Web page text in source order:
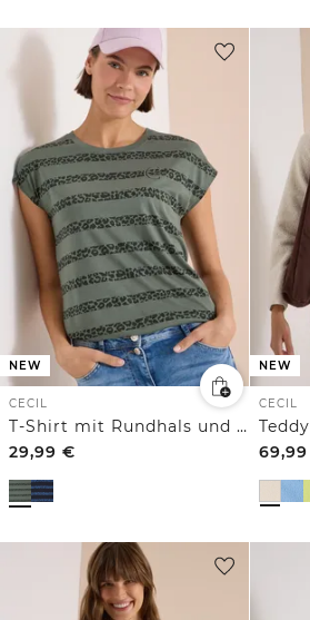
NEW
CECIL
T-Shirt mit Rundhals und Leo-Streifen
29,99 €
NEW
CECIL
69,99